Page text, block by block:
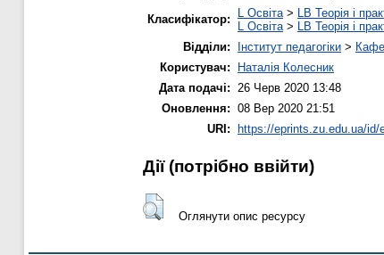
Класифікатор:
L Освіта > LB Теорія і
L Освіта > LB Теорія і
Відділи:
Інститут педагогіки >
Користувач:
Наталія Колесник
Дата подачі:
26 Черв 2020 13:48
Оновлення: 08 Вер 2020 21:51
URI: https://eprints.zu.edu.ua/id/
Дії ​​(потрібно ввійти)
Оглянути опис ресурсу